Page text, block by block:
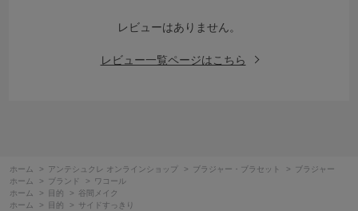
レビューはありません。
レビュー一覧ページはこちら
ホーム > アンテシュクレ オンラインショップ > ブラジャー・ブラセット >
ブラジャー
ホーム
> ブランド >
ワコール
ホーム
> 目的 >
谷間メイク
ホーム
> 目的 >
サイドすっきり